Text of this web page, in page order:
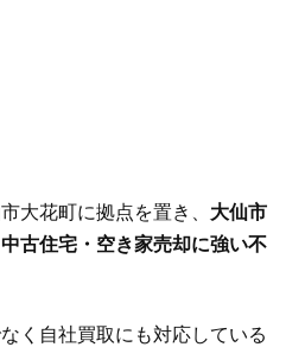
大花町に拠点を置き、 大仙市
古住宅・空き家売却に強い不
く自社買取にも対応している